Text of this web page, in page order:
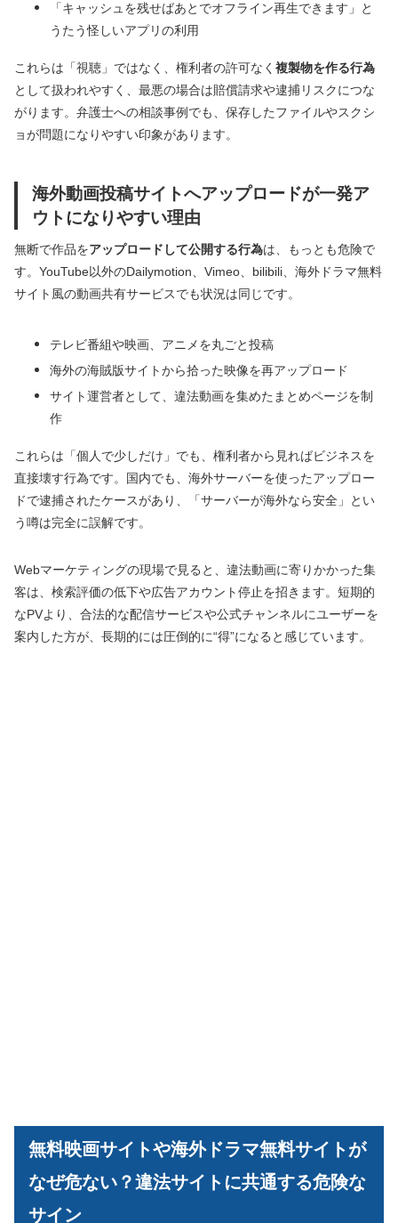
「キャッシュを残せばあとでオフライン再生できます」と
うたう怪しいアプリの利用
これらは「視聴」ではなく、権利者の許可なく 複製物を作る行為
として扱われやすく、最悪の場合は賠償請求や逮捕リスクにつな
がります。弁護士への相談事例でも、保存したファイルやスクシ
ョが問題になりやすい印象があります。
海外動画投稿サイトへアップロードが一発ア
ウトになりやすい理由
無断で作品をアップロードして公開する行為は、もっとも危険で
す。YouTube以外のDailymotion、Vimeo、bilibili、海外ドラマ無料
サイト風の動画共有サービスでも状況は同じです。
テレビ番組や映画、アニメを丸ごと投稿
海外の海賊版サイトから拾った映像を再アップロード
サイト運営者として、違法動画を集めたまとめページを制
作
これらは「個人で少しだけ」でも、権利者から見ればビジネスを
直接壊す行為です。国内でも、海外サーバーを使ったアップロー
ドで逮捕されたケースがあり、「サーバーが海外なら安全」とい
う噂は完全に誤解です。
Webマーケティングの現場で見ると、違法動画に寄りかかった集
客は、検索評価の低下や広告アカウント停止を招きます。短期的
なPVより、合法的な配信サービスや公式チャンネルにユーザーを
案内した方が、長期的には圧倒的に“得”になると感じています。
無料映画サイトや海外ドラマ無料サイトが
なぜ危ない？違法サイトに共通する危険な
サイン